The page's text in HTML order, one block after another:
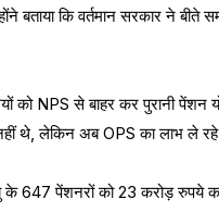
बताया कि वर्तमान सरकार ने
को NPS से बाहर कर पुरानी
थे, लेकिन अब OPS का लाभ ले
647 पेंशनरों को 23 करोड़ रुपये का